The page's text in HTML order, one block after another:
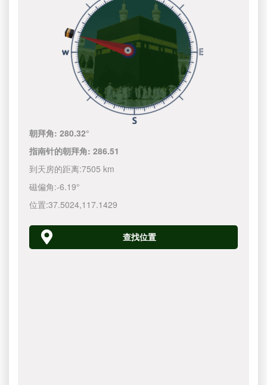
朝拜角:280.32°
指南针的朝拜角:286.51
到天房的距离:7505 km
磁偏角:-6.19°
位置:37.5024,117.1430
查找位置